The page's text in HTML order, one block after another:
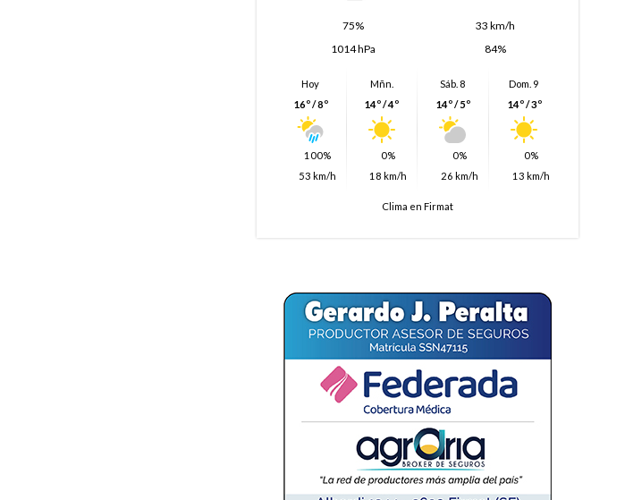
75%
33 km/h
1014 hPa
84%
Hoy
16º / 8º
100%
53 km/h
Mñn.
14º / 4º
0%
18 km/h
Sáb. 8
14º / 5º
0%
26 km/h
Dom. 9
14º / 3º
0%
13 km/h
Clima en Firmat